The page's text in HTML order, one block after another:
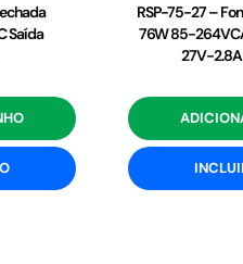
Saída
RSP-75-27 –
76W 85-
27V-2.8A